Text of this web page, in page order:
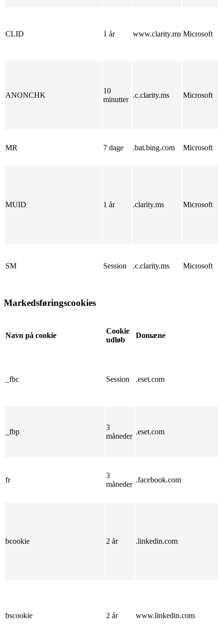
CLID 1 år www.clarity.ms Microsoft
ANONCHK
10
minutter
.c.clarity.ms Microsoft
MR 7 dage .bat.bing.com Microsoft
MUID 1 år .clarity.ms Microsoft
SM Session .c.clarity.ms Microsoft
Markedsføringscookies
Navn på cookie
Cookie
udløb
Domæne
_fbc Session .eset.com
_fbp
3
måneder
.eset.com
fr
3
måneder
.facebook.com
bcookie 2 år .linkedin.com
bscookie 2 år www.linkedin.com